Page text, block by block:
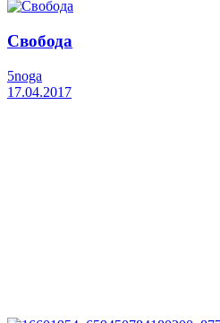
Свобода
5noga
17.04.2017